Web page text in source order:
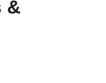
&